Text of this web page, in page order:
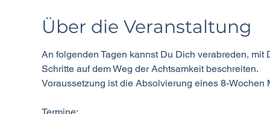
Über die Veranstaltung
An folgenden Tagen kannst Du Dich verabreden,
Schritte auf dem Weg der Achtsamkeit beschreiten.
Voraussetzung ist die Absolvierung eines 8-